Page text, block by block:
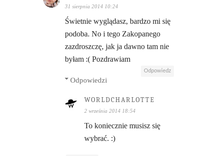
31 sierpnia 2014 10:24
Świetnie wyglądasz, bardzo mi się
podoba. No i tego Zakopanego
zazdroszczę, jak ja dawno tam nie
byłam :( Pozdrawiam
Odpowiedz
Odpowiedzi
WORLDCHARLOTTE
2 września 2014 18:54
To koniecznie musisz się
wybrać. :)